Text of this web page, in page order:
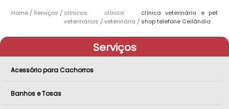
Home Serviços
clínicas
veterinárias
clínica
veterinária
clínica veterinária e pet
shop telefone Ceilândia
Serviços
Acessório para Cachorros
Banhos e Tosas